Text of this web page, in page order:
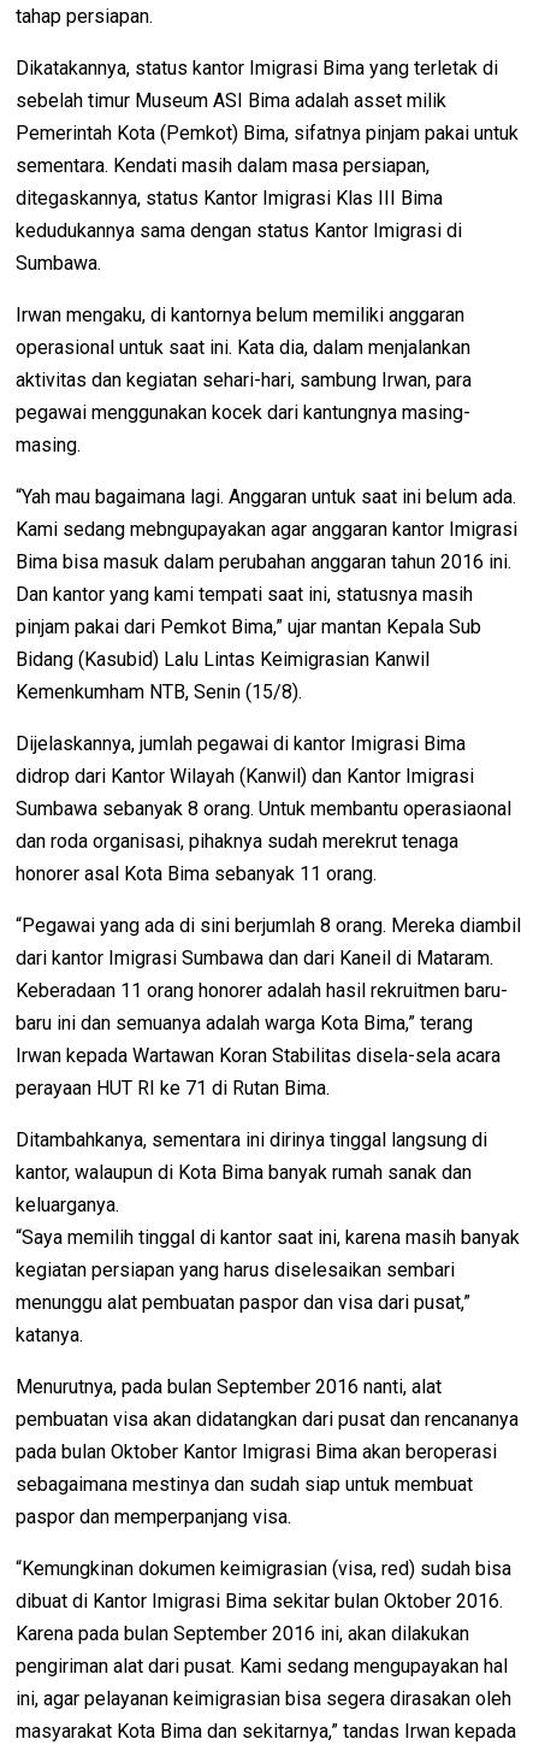
tahap persiapan.
Dikatakannya, status kantor Imigrasi Bima yang terletak di
sebelah timur Museum ASI Bima adalah asset milik
Pemerintah Kota (Pemkot) Bima, sifatnya pinjam pakai untuk
sementara. Kendati masih dalam masa persiapan,
ditegaskannya, status Kantor Imigrasi Klas III Bima
kedudukannya sama dengan status Kantor Imigrasi di
Sumbawa.
Irwan mengaku, di kantornya belum memiliki anggaran
operasional untuk saat ini. Kata dia, dalam menjalankan
aktivitas dan kegiatan sehari-hari, sambung Irwan, para
pegawai menggunakan kocek dari kantungnya masing-
masing.
“Yah mau bagaimana lagi. Anggaran untuk saat ini belum ada.
Kami sedang mebngupayakan agar anggaran kantor Imigrasi
Bima bisa masuk dalam perubahan anggaran tahun 2016 ini.
Dan kantor yang kami tempati saat ini, statusnya masih
pinjam pakai dari Pemkot Bima,” ujar mantan Kepala Sub
Bidang (Kasubid) Lalu Lintas Keimigrasian Kanwil
Kemenkumham NTB, Senin (15/8).
Dijelaskannya, jumlah pegawai di kantor Imigrasi Bima
didrop dari Kantor Wilayah (Kanwil) dan Kantor Imigrasi
Sumbawa sebanyak 8 orang. Untuk membantu operasiaonal
dan roda organisasi, pihaknya sudah merekrut tenaga
honorer asal Kota Bima sebanyak 11 orang.
“Pegawai yang ada di sini berjumlah 8 orang. Mereka diambil
dari kantor Imigrasi Sumbawa dan dari Kaneil di Mataram.
Keberadaan 11 orang honorer adalah hasil rekruitmen baru-
baru ini dan semuanya adalah warga Kota Bima,” terang
Irwan kepada Wartawan Koran Stabilitas disela-sela acara
perayaan HUT RI ke 71 di Rutan Bima.
Ditambahkanya, sementara ini dirinya tinggal langsung di
kantor, walaupun di Kota Bima banyak rumah sanak dan
keluarganya.
“Saya memilih tinggal di kantor saat ini, karena masih banyak
kegiatan persiapan yang harus diselesaikan sembari
menunggu alat pembuatan paspor dan visa dari pusat,”
katanya.
Menurutnya, pada bulan September 2016 nanti, alat
pembuatan visa akan didatangkan dari pusat dan rencananya
pada bulan Oktober Kantor Imigrasi Bima akan beroperasi
sebagaimana mestinya dan sudah siap untuk membuat
paspor dan memperpanjang visa.
“Kemungkinan dokumen keimigrasian (visa, red) sudah bisa
dibuat di Kantor Imigrasi Bima sekitar bulan Oktober 2016.
Karena pada bulan September 2016 ini, akan dilakukan
pengiriman alat dari pusat. Kami sedang mengupayakan hal
ini, agar pelayanan keimigrasian bisa segera dirasakan oleh
masyarakat Kota Bima dan sekitarnya,” tandas Irwan kepada